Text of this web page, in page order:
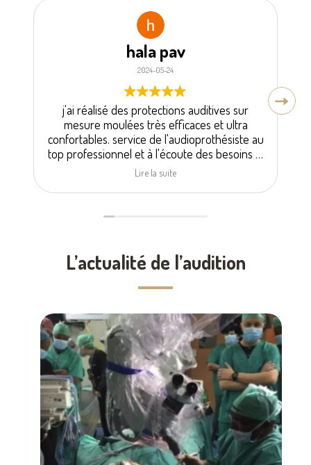
des protections auditives sur
très efficaces et ultra
service de l'audioprothésiste au
et à l'écoute des besoins je
Très bien accueillie,
empreinte auditive qui
avec un test auditif
L’actualité de l’audition